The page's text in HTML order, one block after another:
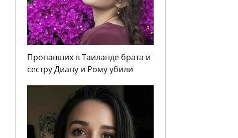
Пропавших в Таиланде брата и
сестру Диану и Рому убили